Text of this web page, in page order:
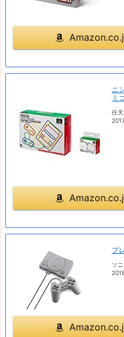
ニ
ミ
任
プ
ソ